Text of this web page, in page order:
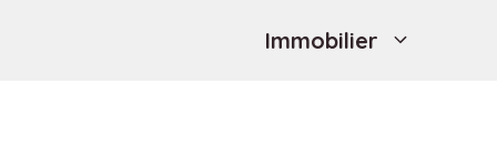
Immobilier